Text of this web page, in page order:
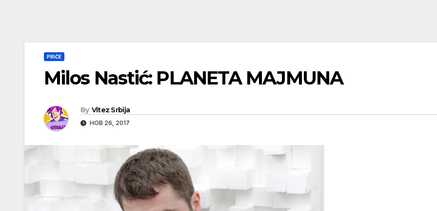
PRIČE
Milos Nastić: PLANETA MAJMUNA
By Vitez Srbija
НОВ 26, 2017